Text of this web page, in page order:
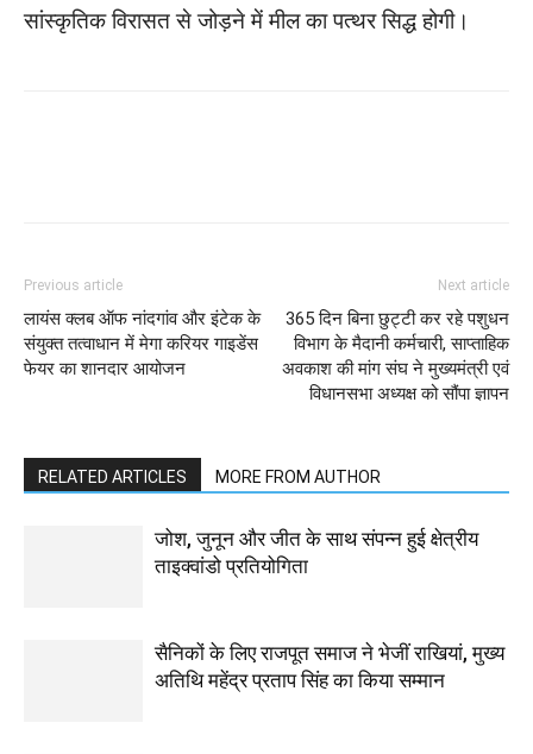
सांस्कृतिक विरासत से जोड़ने में मील का पत्थर सिद्ध होगी।
Previous article
लायंस क्लब ऑफ नांदगांव और इंटेक के
संयुक्त तत्वाधान में मेगा करियर गाइडेंस
फेयर का शानदार आयोजन
Next article
365 दिन बिना छुट्टी कर रहे पशुधन
विभाग के मैदानी कर्मचारी, साप्ताहिक
अवकाश की मांग संघ ने मुख्यमंत्री एवं
विधानसभा अध्यक्ष को सौंपा ज्ञापन
RELATED ARTICLES MORE FROM AUTHOR
जोश, जुनून और जीत के साथ संपन्न हुई क्षेत्रीय
ताइक्वांडो प्रतियोगिता
सैनिकों के लिए राजपूत समाज ने भेजीं राखियां, मुख्य
अतिथि महेंद्र प्रताप सिंह का किया सम्मान